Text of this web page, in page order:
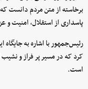
برخاسته از متن مردم دانست
پاسداری از استقلال، امنیت
رئیس‌جمهور با اشاره به
کرد که در مسیر پر فراز و نشیب
است.